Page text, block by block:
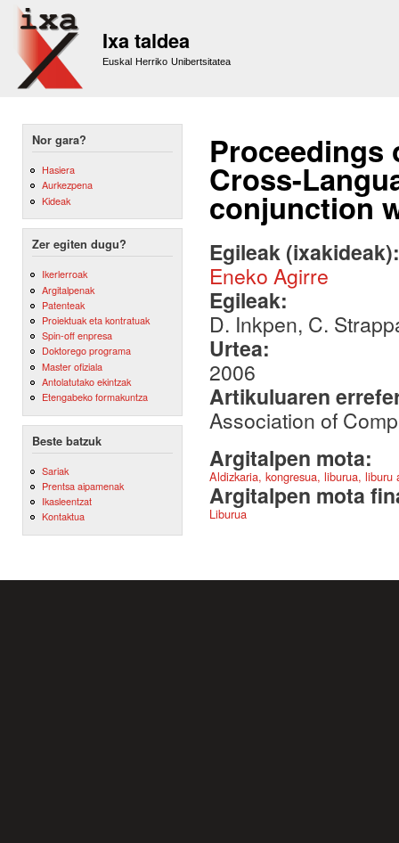
Ixa taldea
Euskal Herriko Unibertsitatea
Nor gara?
Hasiera
Aurkezpena
Kideak
Zer egiten dugu?
Ikerlerroak
Argitalpenak
Patenteak
Proiektuak eta kontratuak
Spin-off enpresa
Doktorego programa
Master ofiziala
Antolatutako ekintzak
Etengabeko formakuntza
Beste batzuk
Sariak
Prentsa aipamenak
Ikasleentzat
Kontaktua
Proceedings
Cross-
conjunction
Egileak
Eneko Agirre
Egileak:
D. Inkpen, C.
Urtea:
2006
Artikuluaren
Association of
Argitalpen mota:
Aldizkaria, kongresua, liburua,
Argitalpen mota
Liburua